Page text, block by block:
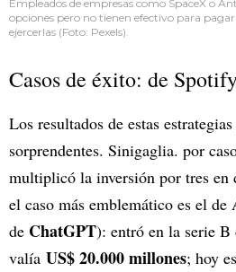
Empleados de empresas como SpaceX o
opciones pero no tienen efectivo para
ejercerlas (Foto: Pexels).
Casos de éxito: de
Los resultados de estas
sorprendentes. Sinigaglia. por
multiplicó la inversión por tres en
el caso más emblemático es el
de ChatGPT): entró en la serie
valía US$ 20.000 millones; hoy